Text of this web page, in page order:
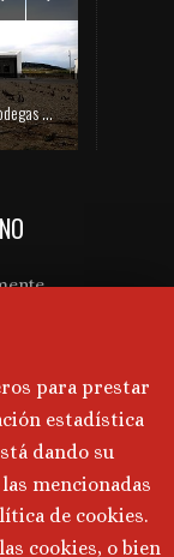
Gabinete de comunicación y prensa de Bodegas Aragonesas – Nuevo espacio Terroir – Garnacha
para prestar
estadística
dando su
mencionadas
de cookies.
cookies, o bien